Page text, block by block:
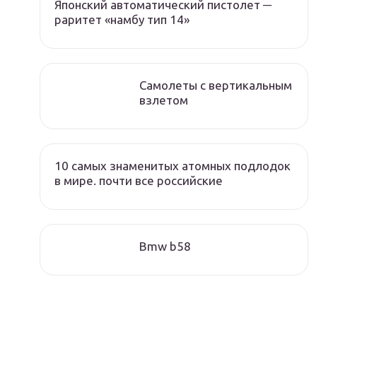
Японский автоматический пистолет ─
раритет «намбу тип 14»
Самолеты с вертикальным
взлетом
10 самых знаменитых атомных подлодок
в мире. почти все российские
Bmw b58